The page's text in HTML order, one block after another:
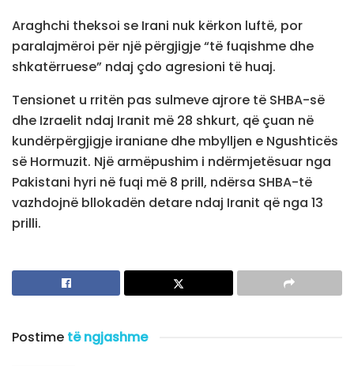
Araghchi theksoi se Irani nuk kërkon luftë, por
paralajmëroi për një përgjigje “të fuqishme dhe
shkatërruese” ndaj çdo agresioni të huaj.
Tensionet u rritën pas sulmeve ajrore të SHBA-së
dhe Izraelit ndaj Iranit më 28 shkurt, që çuan në
kundërpërgjigje iraniane dhe mbylljen e Ngushticës
së Hormuzit. Një armëpushim i ndërmjetësuar nga
Pakistani hyri në fuqi më 8 prill, ndërsa SHBA-të
vazhdojnë bllokadën detare ndaj Iranit që nga 13
prilli.
Postime të ngjashme